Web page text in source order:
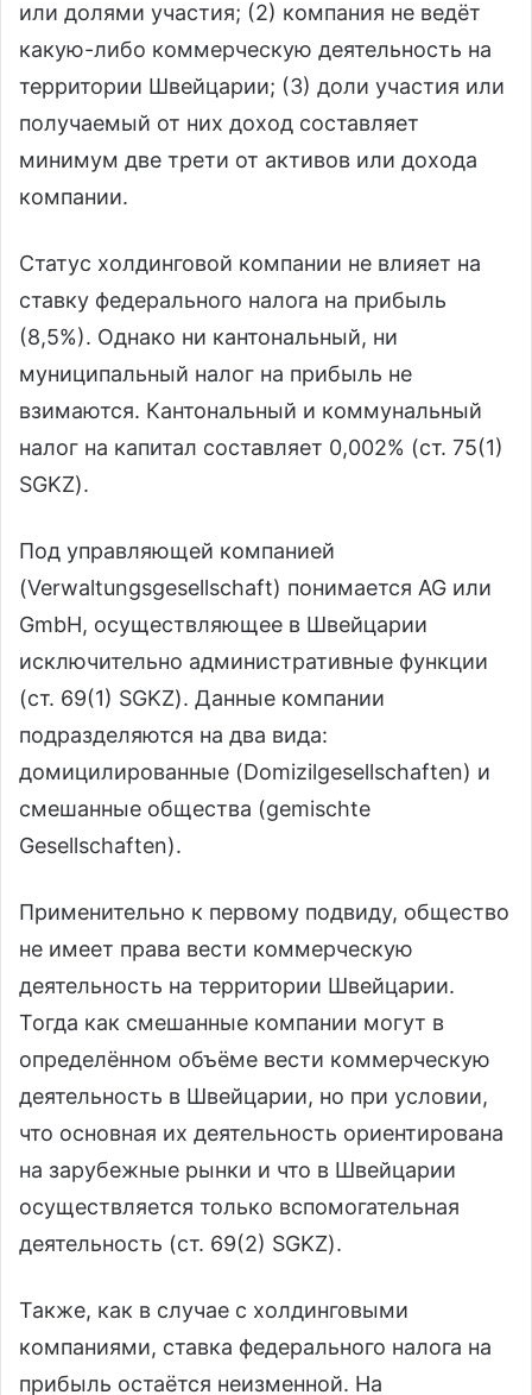
или долями участия; (2) компания не ведёт
какую-либо коммерческую деятельность на
территории Швейцарии; (3) доли участия или
получаемый от них доход составляет
минимум две трети от активов или дохода
компании.
Статус холдинговой компании не влияет на
ставку федерального налога на прибыль
(8,5%). Однако ни кантональный, ни
муниципальный налог на прибыль не
взимаются. Кантональный и коммунальный
налог на капитал составляет 0,002% (ст. 75(1)
SGKZ).
Под управляющей компанией
(Verwaltungsgesellschaft) понимается AG или
GmbH, осуществляющее в Швейцарии
исключительно административные функции
(ст. 69(1) SGKZ). Данные компании
подразделяются на два вида:
домицилированные (Domizilgesellschaften) и
смешанные общества (gemischte
Gesellschaften).
Применительно к первому подвиду, общество
не имеет права вести коммерческую
деятельность на территории Швейцарии.
Тогда как смешанные компании могут в
определённом объёме вести коммерческую
деятельность в Швейцарии, но при условии,
что основная их деятельность ориентирована
на зарубежные рынки и что в Швейцарии
осуществляется только вспомогательная
деятельность (ст. 69(2) SGKZ).
Также, как в случае с холдинговыми
компаниями, ставка федерального налога на
прибыль остаётся неизменной. На